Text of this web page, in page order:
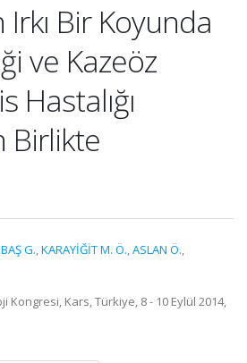
Bir Koyunda
ve Kazeöz
Hastalığı
Birlikte
G.,KARAYİĞİT M. Ö.,ASLAN Ö.,
Kongresi, Kars, Türkiye, 8 - 10 Eylül 2014,